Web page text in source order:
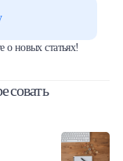
о новых статьях!